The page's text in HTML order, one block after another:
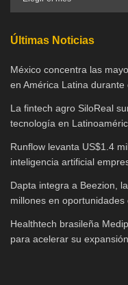
Últimas Noticias
México concentra las
en América Latina
La fintech agro SiloReal
tecnología en
Runflow levanta US$1.4
inteligencia artificial
Dapta integra a Beezion,
millones en
Healthtech brasileña
para acelerar su expansión